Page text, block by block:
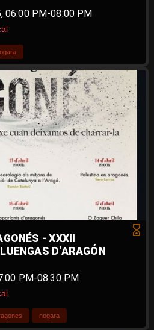
06:00 PM-08:00 PM
- XXXII
D'ARAGÓN
PM-08:30 PM
nogara